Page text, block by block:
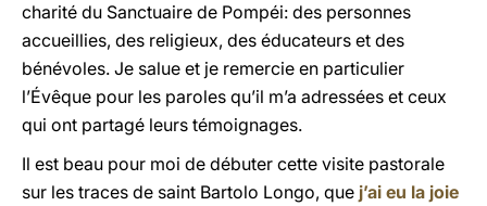
charité du Sanctuaire de Pompéi: des personnes
accueillies, des religieux, des éducateurs et des
bénévoles. Je salue et je remercie en particulier
l’Évêque pour les paroles qu’il m’a adressées et ceux
qui ont partagé leurs témoignages.
Il est beau pour moi de débuter cette visite pastorale
sur les traces de saint Bartolo Longo, que j’ai eu la joie